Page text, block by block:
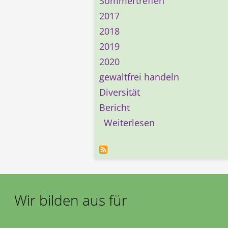
2017
2018
2019
2020
gewaltfrei handeln
Diversität
Bericht
Weiterlesen
Wir bilden aus für